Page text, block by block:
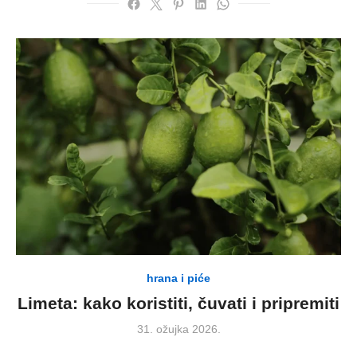
hrana i piće
Limeta: kako koristiti, čuvati i pripremiti
Posted
31. ožujka 2026.